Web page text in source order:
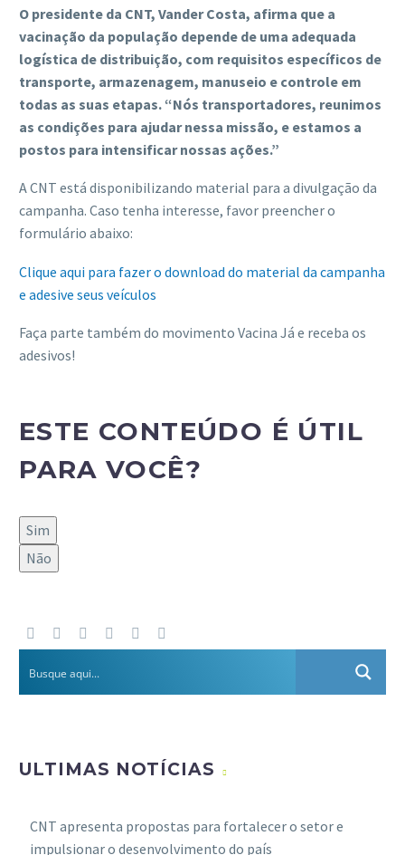
O presidente da CNT, Vander Costa, afirma que a
vacinação da população depende de uma adequada
logística de distribuição, com requisitos específicos de
transporte, armazenagem, manuseio e controle em
todas as suas etapas. “Nós transportadores, reunimos
as condições para ajudar nessa missão, e estamos a
postos para intensificar nossas ações.”
A CNT está disponibilizando material para a divulgação da
campanha. Caso tenha interesse, favor preencher o
formulário abaixo:
Clique aqui para fazer o download do material da campanha
e adesive seus veículos
Faça parte também do movimento Vacina Já e receba os
adesivos!
ESTE CONTEÚDO É ÚTIL
PARA VOCÊ?
Sim
Não
ULTIMAS NOTÍCIAS
CNT apresenta propostas para fortalecer o setor e
impulsionar o desenvolvimento do país